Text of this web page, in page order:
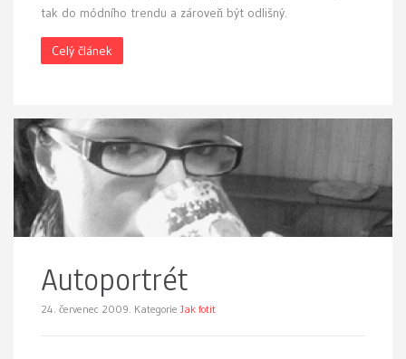
tak do módního trendu a zároveň být odlišný.
Celý článek
Autoportrét
24. červenec 2009. Kategorie Jak fotit